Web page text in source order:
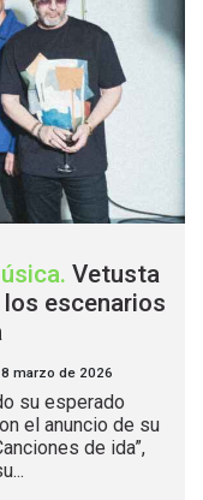
. Vetusta
escenarios
marzo de 2026
su esperado
el anuncio de su
de ida”,